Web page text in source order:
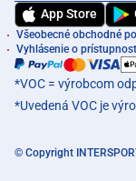
App Store
Všeobecné obchodné
Vyhlásenie o
*VOC = výrobcom
*Uvedená VOC je
© Copyright